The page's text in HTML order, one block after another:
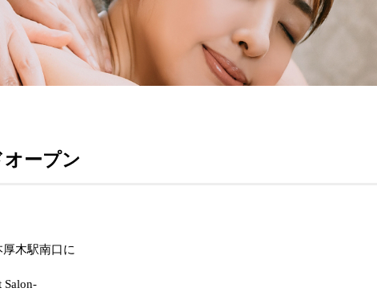
ープン
木駅南口に
Salon-